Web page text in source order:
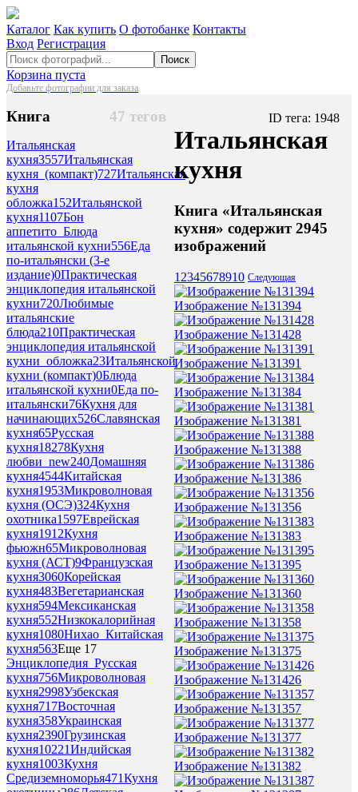
Каталог Как купить О фотобанке Контакты
Вход Регистрация
Поиск
Корзина пуста
Добавьте фотографии для заказа
47 тегов
Книга
Итальянская
кухня3557Итальянская
кухня_(компакт)727Итальянская
кухня
обложка152Итальянской
кухня1107Бон
аппетито_Блюда
итальянской кухни556Еда
по-итальянски (3-е
издание)0Практическая
энциклопедия итальянской
кухни720Любимые
итальянские
блюда210Практическая
энциклопедия итальянской
кухни_обложка23Итальянской
кухни (компакт)0Блюда
итальянской кухни0Еда по-
итальянски76Кухня для
начинающих526Славянская
кухня65Русская
кухня18278Кухня
любви_new240Домашняя
кухня4544Китайская
кухня1953Микроволновая
кухня (ОСЭ)324Кухня
охотника1597Еврейская
кухня1912Кухня
фьюжн65Микроволновая
кухня (АСТ)9Французская
кухня3060Корейская
кухня483Вегетарианская
кухня594Мексиканская
кухня552Низкокалорийная
кухня1080Нихао_Китайская
кухня563Еще 17
Энциклопедия_Русская
кухня756Микроволновая
кухня2998Узбекская
кухня717Восточная
кухня358Украинская
кухня2390Грузинская
кухня10221Индийская
кухня1003Кухня
Средиземноморья471Кухня
ID тега: 1948
Итальянская
кухня
Книга «Итальянская
кухня» содержит 2945
изображений
1 2345678910 Следующая
Изображение №131394
Изображение №131428
Изображение №131391
Изображение №131384
Изображение №131381
Изображение №131388
Изображение №131386
Изображение №131356
Изображение №131383
Изображение №131395
Изображение №131360
Изображение №131358
Изображение №131375
Изображение №131426
Изображение №131357
Изображение №131377
Изображение №131382